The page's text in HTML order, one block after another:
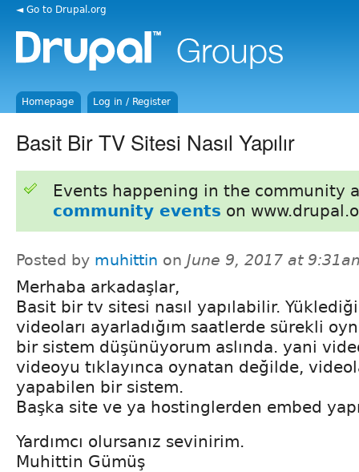
◄ Go to Drupal.org
Homepage Log in / Register
Basit Bir TV Sitesi Nasıl Yapılır
Events happening in the community
community events on
Posted by muhittin on June 9, 2017 at
Merhaba arkadaşlar,
Basit bir tv sitesi nasıl yapılabilir.
videoları ayarladığım saatlerde sürekli
bir sistem düşünüyorum aslında. yani
videoyu tıklayınca oynatan değilde,
yapabilen bir sistem.
Başka site ve ya hostinglerden embed
Yardımcı olursanız sevinirim.
Muhittin Gümüş